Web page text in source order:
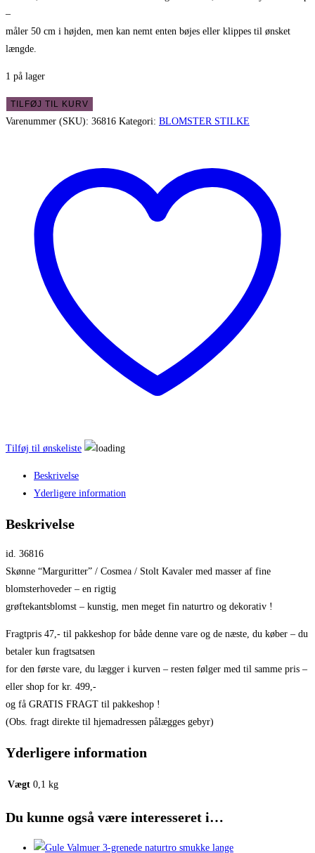
–
måler 50 cm i højden, men kan nemt enten bøjes eller klippes til ønsket
længde.
1 på lager
Cosmos
med
blomster
TILFØJ TIL KURV
Varenummer (SKU): 36816 Kategori: BLOMSTER STILKE
Tilføj til ønskeliste
Beskrivelse
Yderligere information
Beskrivelse
id. 36816
Skønne “Marguritter” / Cosmea / Stolt Kavaler med masser af fine
blomsterhoveder – en rigtig
grøftekantsblomst – kunstig, men meget fin naturtro og dekorativ !
Fragtpris 47,- til pakkeshop for både denne vare og de næste, du køber – du
betaler kun fragtsatsen
for den første vare, du lægger i kurven – resten følger med til samme pris –
eller shop for kr. 499,-
og få GRATIS FRAGT til pakkeshop !
(Obs. fragt direkte til hjemadressen pålægges gebyr)
Yderligere information
Vægt 0,1 kg
Du kunne også være interesseret i…